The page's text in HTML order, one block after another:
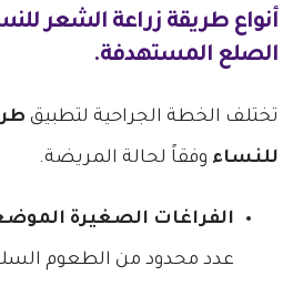
أنواعطريقة زراعة الشعر
الصلع المستهدفة.
تختلف الخطة الجراحية لتطبيق
للنساء وفقاً لحالة المريضة.
الفراغات الصغيرة
عدد محدود من الطعوم